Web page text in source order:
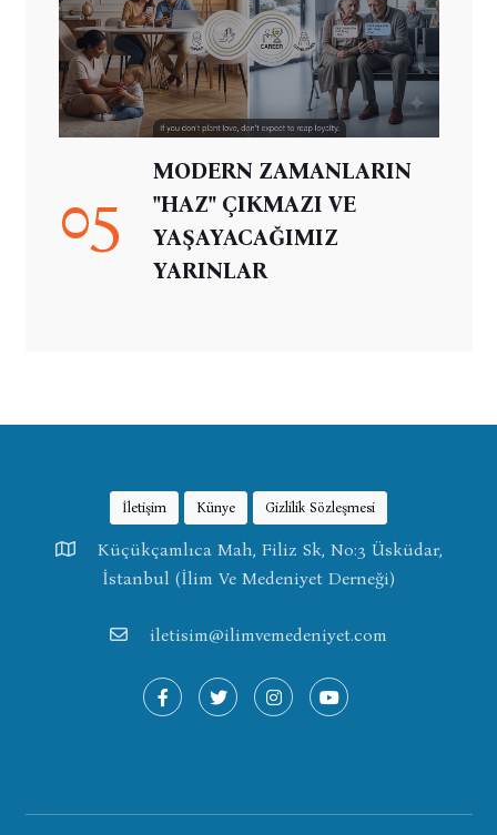
05
MODERN ZAMANLARIN
"HAZ" ÇIKMAZI VE
YAŞAYACAĞIMIZ
YARINLAR
İletişim Künye Gizlilik Sözleşmesi
Küçükçamlıca Mah, Filiz Sk, No:3 Üsküdar,
İstanbul (İlim Ve Medeniyet Derneği)
iletisim@ilimvemedeniyet.com